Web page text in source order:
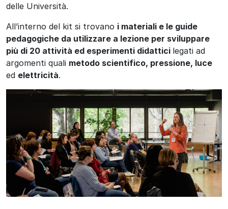
delle Università.
All’interno del kit si trovano i materiali e le guide
pedagogiche da utilizzare a lezione per sviluppare
più di 20 attività ed esperimenti didattici legati ad
argomenti quali metodo scientifico, pressione, luce
ed elettricità.